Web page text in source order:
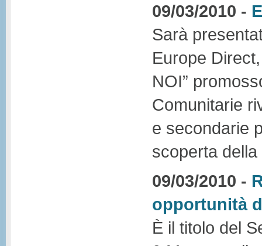
09/03/2010 -
Sarà
Europe
NOI”
Comunitarie
e secondarie
scoperta
09/03/2010 -
opportunità
È il titolo del